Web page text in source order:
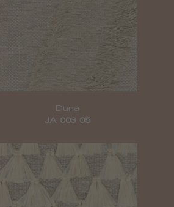
Duna
JA 003 05